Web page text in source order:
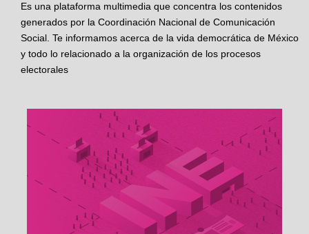
Es una plataforma multimedia que concentra los contenidos
generados por la Coordinación Nacional de Comunicación
Social. Te informamos acerca de la vida democrática de México
y todo lo relacionado a la organización de los procesos
electorales